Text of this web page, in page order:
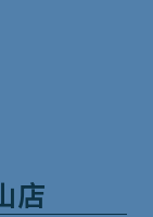
店